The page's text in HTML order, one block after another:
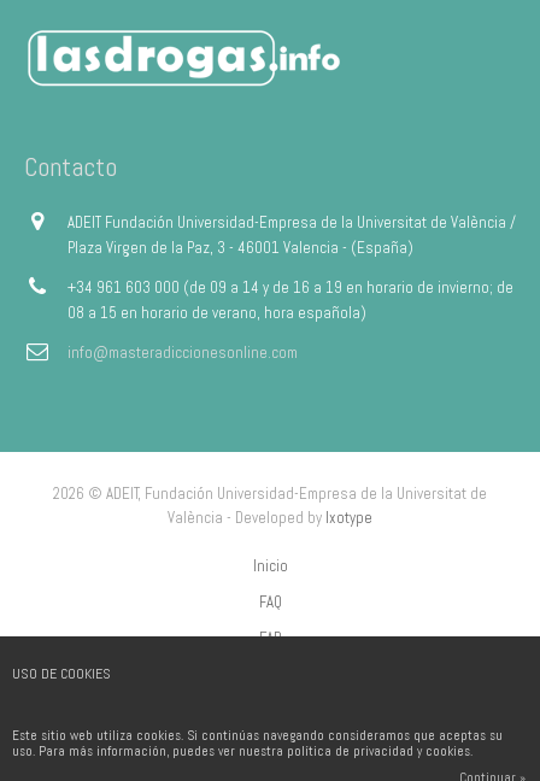
USO DE COOKIES
Este sitio web utiliza cookies. Si continúas navegando consideramos que aceptas su
uso. Para más información, puedes ver nuestra política de privacidad y cookies.
Continuar »
Contacto
ADEIT Fundación Universidad-Empresa de la Universitat de València /
Plaza Virgen de la Paz, 3 - 46001 Valencia - (España)
+34 961 603 000 (de 09 a 14 y de 16 a 19 en horario de invierno; de
08 a 15 en horario de verano, hora española)
info@masteradiccionesonline.com
2026 © ADEIT, Fundación Universidad-Empresa de la Universitat de
València - Developed by Ixotype
Inicio
FAQ
FAP
Política de Cookies